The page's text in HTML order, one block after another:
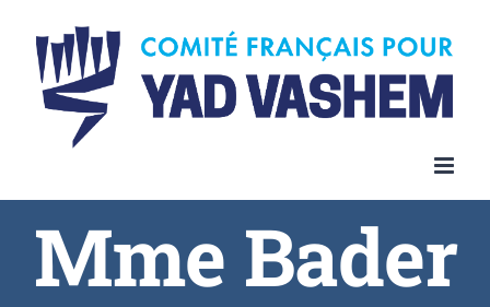
content
Mme Bader